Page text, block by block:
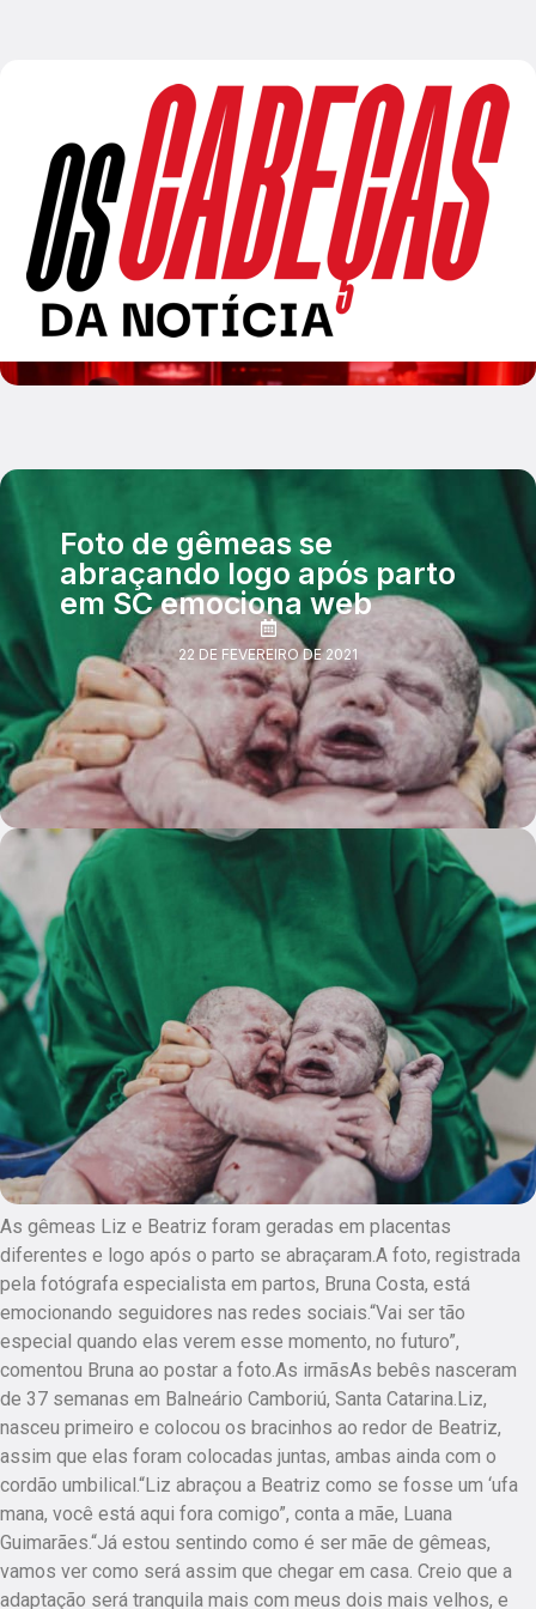
Foto de gêmeas se
abraçando logo após parto
em SC emociona web
22 DE FEVEREIRO DE 2021
As gêmeas Liz e Beatriz foram geradas em placentas
diferentes e logo após o parto se abraçaram.A foto, registrada
pela fotógrafa especialista em partos, Bruna Costa, está
emocionando seguidores nas redes sociais.“Vai ser tão
especial quando elas verem esse momento, no futuro”,
comentou Bruna ao postar a foto.As irmãsAs bebês nasceram
de 37 semanas em Balneário Camboriú, Santa Catarina.Liz,
nasceu primeiro e colocou os bracinhos ao redor de Beatriz,
assim que elas foram colocadas juntas, ambas ainda com o
cordão umbilical.“Liz abraçou a Beatriz como se fosse um ‘ufa
mana, você está aqui fora comigo”, conta a mãe, Luana
Guimarães.“Já estou sentindo como é ser mãe de gêmeas,
vamos ver como será assim que chegar em casa. Creio que a
adaptação será tranquila mais com meus dois mais velhos, e